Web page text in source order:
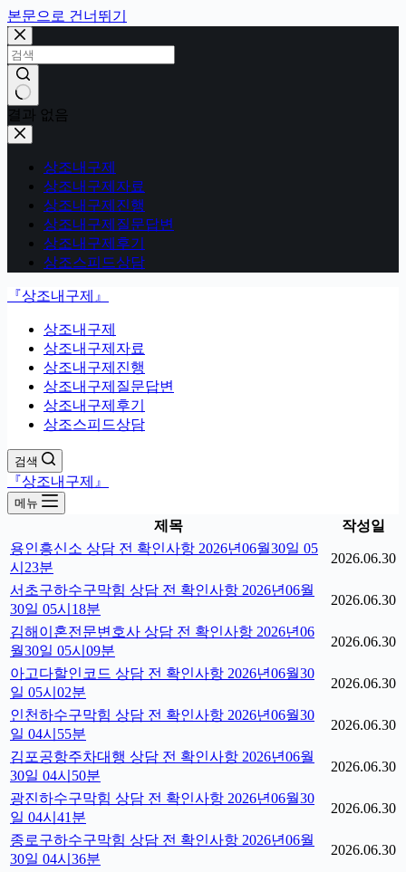
본문으로 건너뛰기
결과 없음
상조내구제
상조내구제자료
상조내구제진행
상조내구제질문답변
상조내구제후기
상조스피드상담
『상조내구제』
상조내구제
상조내구제자료
상조내구제진행
상조내구제질문답변
상조내구제후기
상조스피드상담
검색
『상조내구제』
메뉴
제목
작성일
용인흥신소 상담 전 확인사항 2026년06월30일 05
시23분
2026.06.30
서초구하수구막힘 상담 전 확인사항 2026년06월
30일 05시18분
2026.06.30
김해이혼전문변호사 상담 전 확인사항 2026년06
월30일 05시09분
2026.06.30
아고다할인코드 상담 전 확인사항 2026년06월30
일 05시02분
2026.06.30
인천하수구막힘 상담 전 확인사항 2026년06월30
일 04시55분
2026.06.30
김포공항주차대행 상담 전 확인사항 2026년06월
30일 04시50분
2026.06.30
광진하수구막힘 상담 전 확인사항 2026년06월30
일 04시41분
2026.06.30
종로구하수구막힘 상담 전 확인사항 2026년06월
30일 04시36분
2026.06.30